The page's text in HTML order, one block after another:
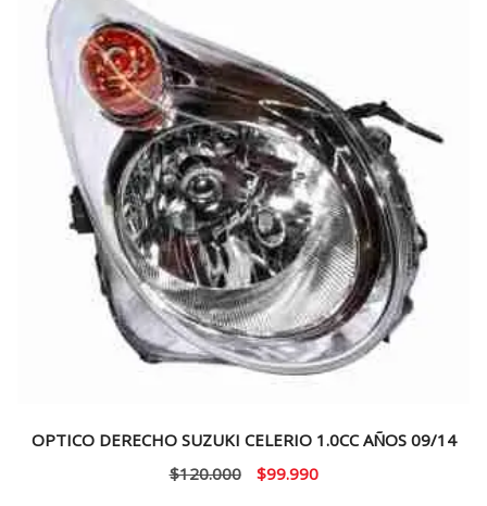
OPTICO DERECHO SUZUKI CELERIO 1.0CC AÑOS 09/14
$120.000
El
$99.990El